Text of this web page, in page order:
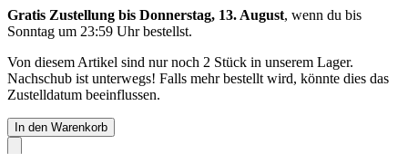
Gratis Zustellung bis Donnerstag, 13. August, wenn du bis
Sonntag um 23:59 Uhrbestellst.
Von diesem Artikel sind nur noch 2 Stück in unserem Lager.
Nachschub ist unterwegs! Falls mehr bestellt wird, könnte dies das
Zustelldatum beeinflussen.
In den Warenkorb